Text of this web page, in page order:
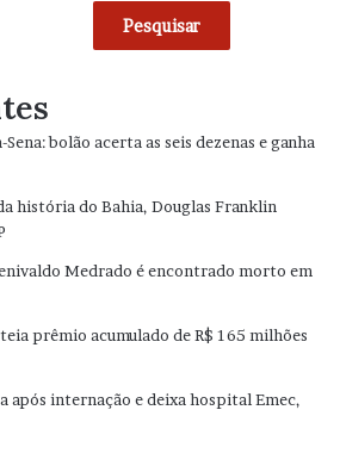
Pesquisar
bolão acerta as seis dezenas e ganha
história do Bahia, Douglas Franklin
Medrado é encontrado morto em
prêmio acumulado de R$ 165 milhões
após internação e deixa hospital Emec,